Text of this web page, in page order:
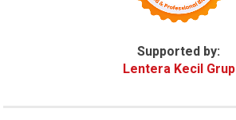
Supported by:
Lentera Kecil Grup